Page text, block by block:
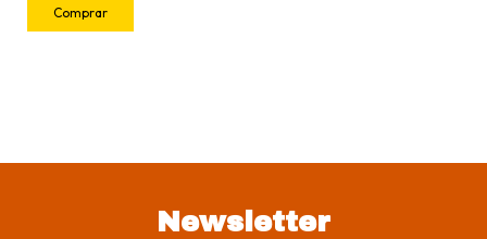
Comprar
Newsletter